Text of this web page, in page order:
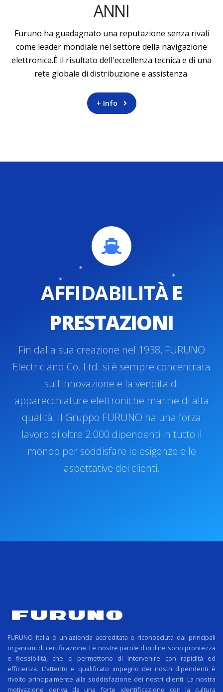
ANNI
Furuno ha guadagnato una reputazione senza rivali
come leader mondiale nel settore della navigazione
elettronica.È il risultato dell'eccellenza tecnica e di una
rete globale di distribuzione e assistenza.
+ Info
AFFIDABILITÀE
PRESTAZIONI
Fin dalla sua creazione nel 1938, FURUNO
Electric and Co. Ltd. si è sempre concentrata
sull'innovazione e la vendita di
apparecchiature elettroniche marine di alta
qualità. Il Gruppo FURUNO ha una forza
lavoro di oltre 2.000 dipendenti in tutto il
mondo per soddisfare le esigenze e le
aspettative dei clienti.
FURUNO Italia è un'azienda accreditata e riconosciuta dai principali
organismi di certificazione. Le nostre parole d'ordine sono prontezza
e flessibilità, che ci permettono di intervenire con rapidità ed
efficienza. L'attento e qualificato impegno dei nostri dipendenti è
rivolto principalmente alla soddisfazione dei nostri clienti. La nostra
motivazione deriva da una forte identificazione con la cultura